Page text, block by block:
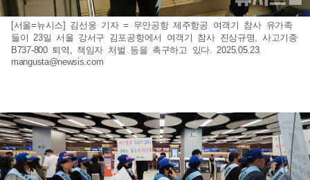
[서울=뉴시스] 김선웅 기자 = 무안공항 제주항공 여객기 참사 유가족
들이 23일 서울 강서구 김포공항에서 여객기 참사 진상규명, 사고기종
B737-800 퇴역, 책임자 처벌 등을 촉구하고 있다. 2025.05.23.
mangusta@newsis.com